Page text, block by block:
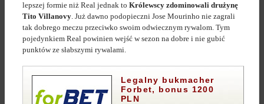
lepszej formie niż Real jednak to Królewscy zdominowali drużynę
Tito Villanovy. Już dawno podopieczni Jose Mourinho nie zagrali
tak dobrego meczu przeciwko swoim odwiecznym rywalom. Tym
pojedynkiem Real powinien wejść w sezon na dobre i nie gubić
punktów ze słabszymi rywalami.
Legalny bukmacher
Forbet, bonus 1200
PLN